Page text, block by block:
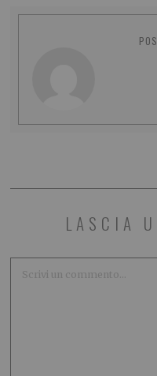
LASCIA